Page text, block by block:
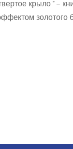
крыло " –
золотого